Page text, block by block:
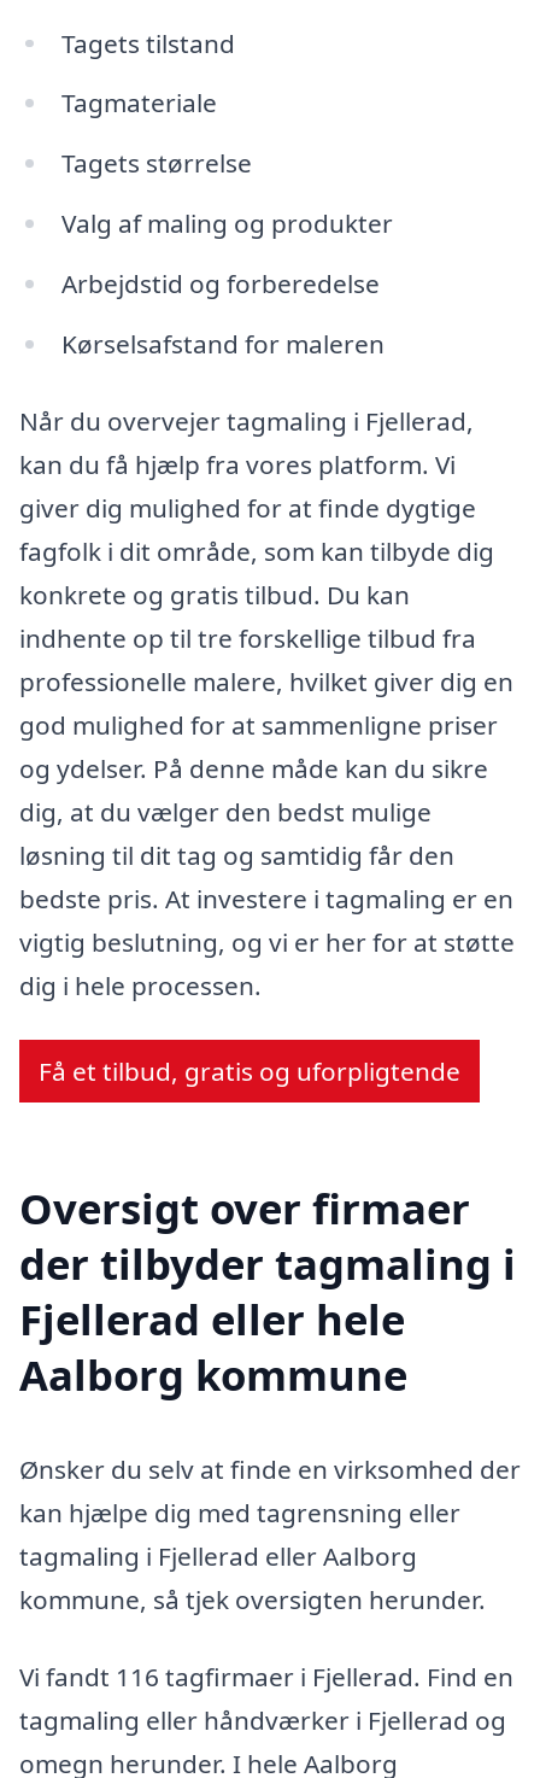
Tagets tilstand
Tagmateriale
Tagets størrelse
Valg af maling og produkter
Arbejdstid og forberedelse
Kørselsafstand for maleren
Når du overvejer tagmaling i Fjellerad,
kan du få hjælp fra vores platform. Vi
giver dig mulighed for at finde dygtige
fagfolk i dit område, som kan tilbyde dig
konkrete og gratis tilbud. Du kan
indhente op til tre forskellige tilbud fra
professionelle malere, hvilket giver dig en
god mulighed for at sammenligne priser
og ydelser. På denne måde kan du sikre
dig, at du vælger den bedst mulige
løsning til dit tag og samtidig får den
bedste pris. At investere i tagmaling er en
vigtig beslutning, og vi er her for at støtte
dig i hele processen.
Få et tilbud, gratis og uforpligtende
Oversigt over firmaer
der tilbyder tagmaling i
Fjellerad eller hele
Aalborg kommune
Ønsker du selv at finde en virksomhed der
kan hjælpe dig med tagrensning eller
tagmaling i Fjellerad eller Aalborg
kommune, så tjek oversigten herunder.
Vi fandt 116 tagfirmaer i Fjellerad. Find en
tagmaling eller håndværker i Fjellerad og
omegn herunder. I hele Aalborg